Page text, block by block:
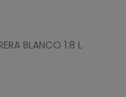
BLANCO 1.8 L